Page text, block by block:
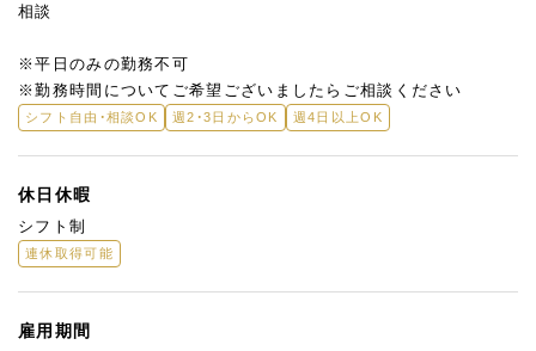
相談
※平日のみの勤務不可
※勤務時間についてご希望ございましたらご相談ください
シフト自由・相談OK 週2・3日からOK 週4日以上OK
休日休暇
シフト制
連休取得可能
雇用期間